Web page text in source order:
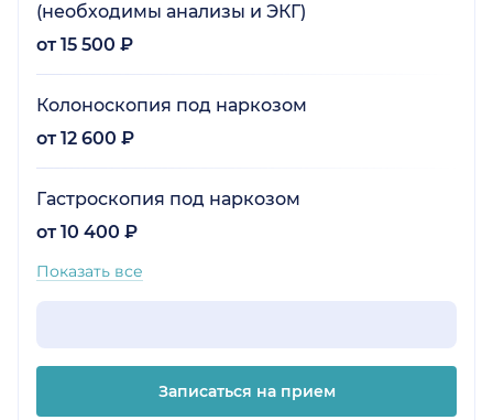
(необходимы анализы и ЭКГ)
от 15 500 ₽
Колоноскопия под наркозом
от 12 600 ₽
Гастроскопия под наркозом
от 10 400 ₽
Показать все
Записаться на прием